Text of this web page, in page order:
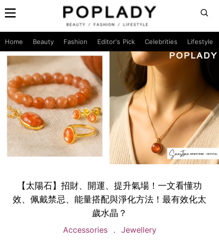
Home Beauty Fashion Editor's Pick Celebrities Lifestyle
【太陽石】招財、開運、提升氣場！一文看懂功
效、佩戴禁忌、能量搭配與淨化方法！最有效化太
歲水晶？
Accessories Jewellery